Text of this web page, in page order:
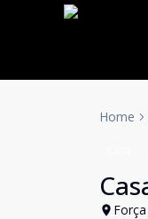
Home